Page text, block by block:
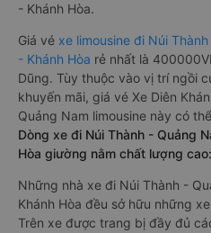
- Khánh Hòa.
Giá vé xe limousine đi Núi
- Khánh Hòa rẻ nhất là
Dũng. Tùy thuộc vào vị trí ngồi
khuyến mãi, giá vé Xe Diên
Quảng Nam limousine này có
Dòng xe đi Núi Thành - Quảng
Hòa giường nằm chất lượng
Những nhà xe đi Núi Thành -
Khánh Hòa đều sở hữu những
Trên xe được trang bị đầy đủ